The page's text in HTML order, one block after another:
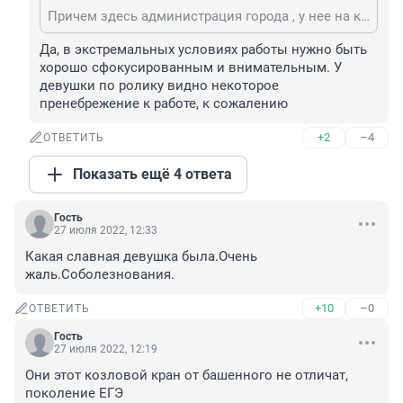
Причем здесь администрация города , у нее на кране стоит анемометр который мониторит скорость ветра каждую секунду , нехер было в телефоне сидеть и музыку гонять , я больше 30 лет работаю на всех кранах мостовых козловых и башенных и никогда не слушаю музыку и не сижу в телефоне, прислушиваюсь к каждому звуку крана ,чтоб избежать аварий
Да, в экстремальных условиях работы нужно быть
хорошо сфокусированным и внимательным. У
девушки по ролику видно некоторое
пренебрежение к работе, к сожалению
ОТВЕТИТЬ +2 –4
Показать ещё 4 ответа
Гость
27 июля 2022, 12:33
Какая славная девушка была.Очень
жаль.Соболезнования.
ОТВЕТИТЬ +10 –0
Гость
27 июля 2022, 12:19
Они этот козловой кран от башенного не отличат,
поколение ЕГЭ